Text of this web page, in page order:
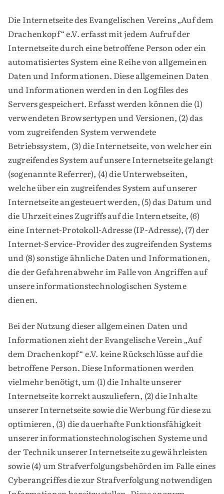
Die Internetseite des Evangelischen Vereins „Auf dem
Drachenkopf“ e.V. erfasst mit jedem Aufruf der
Internetseite durch eine betroffene Person oder ein
automatisiertes System eine Reihe von allgemeinen
Daten und Informationen. Diese allgemeinen Daten
und Informationen werden in den Logfiles des
Servers gespeichert. Erfasst werden können die (1)
verwendeten Browsertypen und Versionen, (2) das
vom zugreifenden System verwendete
Betriebssystem, (3) die Internetseite, von welcher ein
zugreifendes System auf unsere Internetseite gelangt
(sogenannte Referrer), (4) die Unterwebseiten,
welche über ein zugreifendes System auf unserer
Internetseite angesteuert werden, (5) das Datum und
die Uhrzeit eines Zugriffs auf die Internetseite, (6)
eine Internet-Protokoll-Adresse (IP-Adresse), (7) der
Internet-Service-Provider des zugreifenden Systems
und (8) sonstige ähnliche Daten und Informationen,
die der Gefahrenabwehr im Falle von Angriffen auf
unsere informationstechnologischen Systeme
dienen.
Bei der Nutzung dieser allgemeinen Daten und
Informationen zieht der Evangelische Verein „Auf
dem Drachenkopf“ e.V. keine Rückschlüsse auf die
betroffene Person. Diese Informationen werden
vielmehr benötigt, um (1) die Inhalte unserer
Internetseite korrekt auszuliefern, (2) die Inhalte
unserer Internetseite sowie die Werbung für diese zu
optimieren, (3) die dauerhafte Funktionsfähigkeit
unserer informationstechnologischen Systeme und
der Technik unserer Internetseite zu gewährleisten
sowie (4) um Strafverfolgungsbehörden im Falle eines
Cyberangriffes die zur Strafverfolgung notwendigen